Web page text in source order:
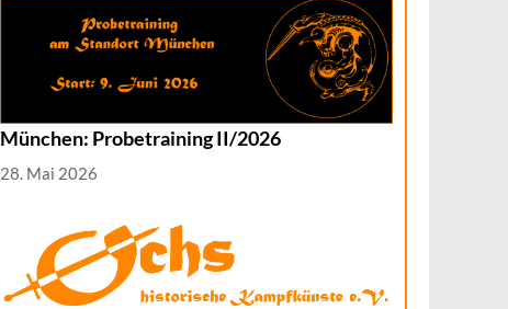
München: Probetraining II/2026
28. Mai 2026